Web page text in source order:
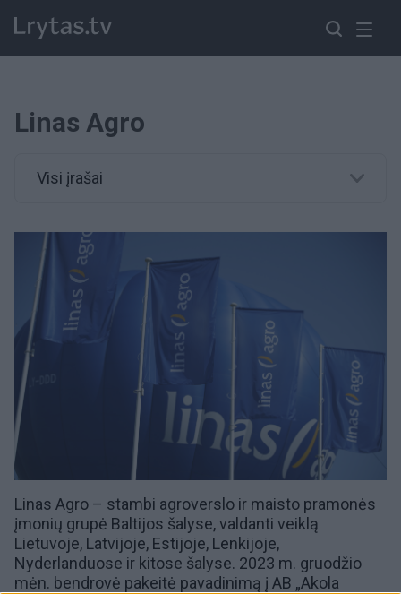
Linas Agro
Visi įrašai
Linas Agro – stambi agroverslo ir maisto pramonės
įmonių grupė Baltijos šalyse, valdanti veiklą
Lietuvoje, Latvijoje, Estijoje, Lenkijoje,
Nyderlanduose ir kitose šalyse. 2023 m. gruodžio
mėn. bendrovė pakeitė pavadinimą į AB „Akola